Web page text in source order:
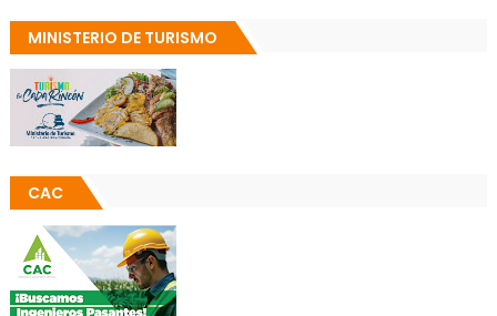
MINISTERIO DE TURISMO
CAC